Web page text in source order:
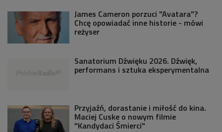
James Cameron porzuci "Avatara"?
Chcę opowiadać inne historie - mówi
reżyser
Sanatorium Dźwięku 2026. Dźwięk,
performans i sztuka eksperymentalna
Przyjaźń, dorastanie i miłość do kina.
Maciej Cuske o nowym filmie
"Kandydaci Śmierci"